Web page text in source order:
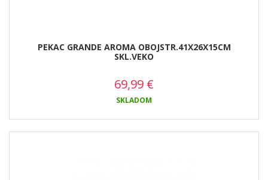
PEKAC GRANDE AROMA OBOJSTR.41X26X15CM
SKL.VEKO
69,99 €
SKLADOM